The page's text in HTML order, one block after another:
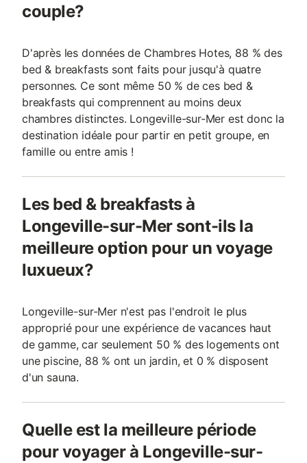
couple?
D'après les données de Chambres Hotes, 88 % des
bed & breakfasts sont faits pour jusqu'à quatre
personnes. Ce sont même 50 % de ces bed &
breakfasts qui comprennent au moins deux
chambres distinctes. Longeville-sur-Mer est donc la
destination idéale pour partir en petit groupe, en
famille ou entre amis !
Les bed & breakfasts à
Longeville-sur-Mer sont-ils la
meilleure option pour un voyage
luxueux?
Longeville-sur-Mer n'est pas l'endroit le plus
approprié pour une expérience de vacances haut
de gamme, car seulement 50 % des logements ont
une piscine, 88 % ont un jardin, et 0 % disposent
d'un sauna.
Quelle est la meilleure période
pour voyager à Longeville-sur-